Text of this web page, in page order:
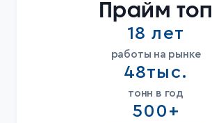
Прайм топ
18 лет
работы на рынке
48тыс.
тонн в год
500+